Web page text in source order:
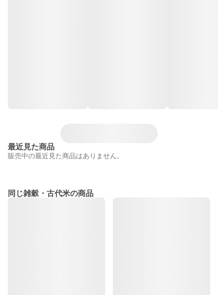
最近見た商品
販売中の最近見た商品はありません。
同じ雑穀・古代米の商品